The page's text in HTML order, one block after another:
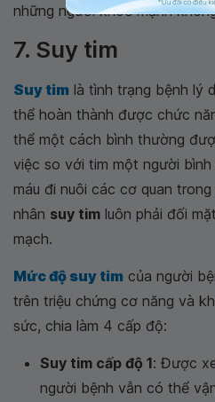
những người khoẻ mạnh
7. Suy tim
Suy tim là tình trạng bệnh lý
thể hoàn thành được chức
thể một cách bình thường
việc so với tim một người
máu đi nuôi các cơ quan
nhân suy tim luôn phải đối
mạch.
Mức độ suy tim của người
trên triệu chứng cơ năng và
sức, chia làm 4 cấp độ:
Suy tim cấp độ 1: Được
người bệnh vẫn có thể